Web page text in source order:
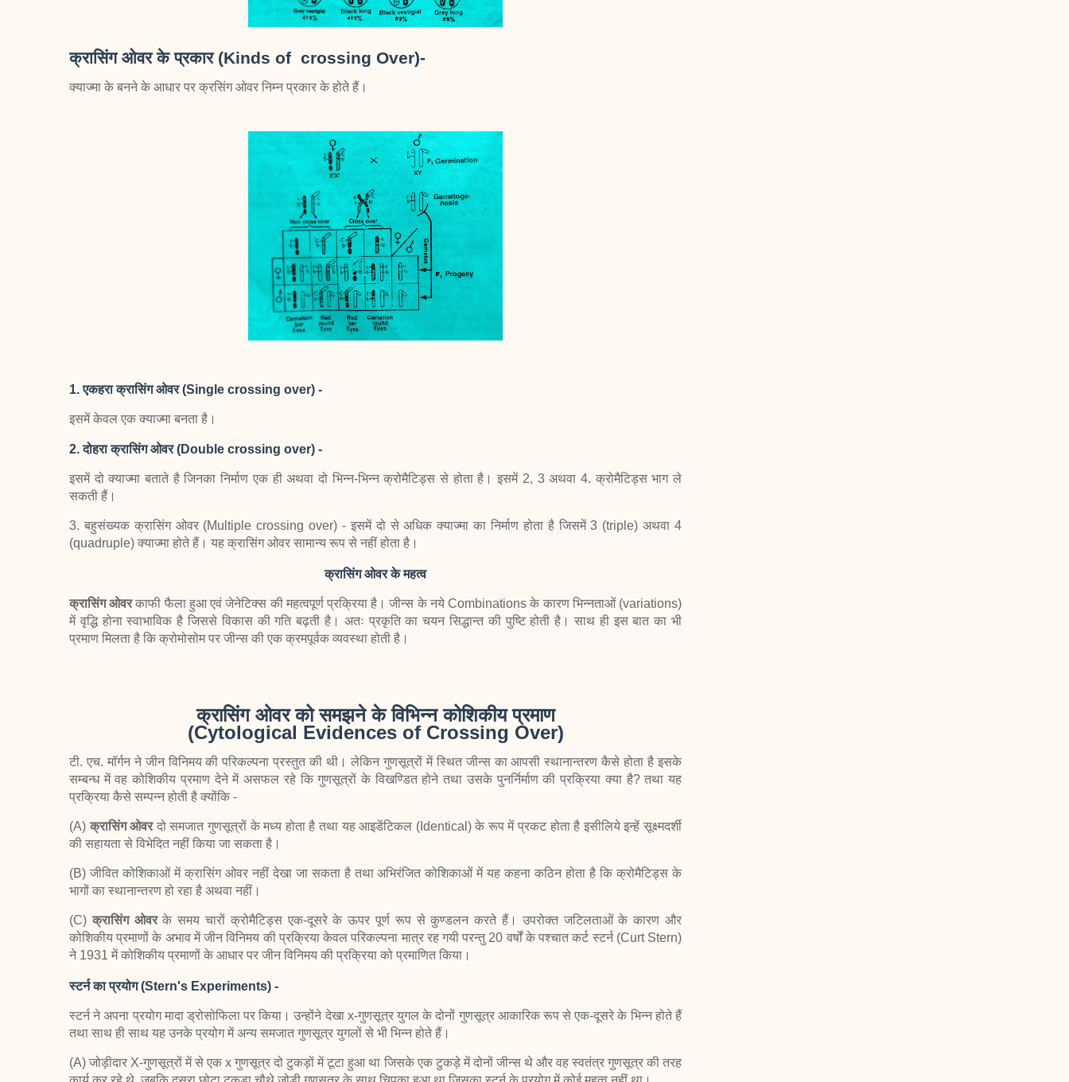
क्रासिंग ओवर के प्रकार (Kinds of crossing Over)-
क्याज्मा के बनने के आधार पर क्रसिंग ओवर निम्न प्रकार के होते हैं।
1. एकहरा क्रासिंग ओवर (Single crossing over) -
इसमें केवल एक क्याज्मा बनता है।
2. दोहरा क्रासिंग ओवर (Double crossing over) -
इसमें दो क्याज्मा बताते है जिनका निर्माण एक ही अथवा दो भिन्न-भिन्न क्रोमैटिड्स से होता है। इसमें 2, 3 अथवा 4. क्रोमैटिड्स भाग ले
सकती हैं।
3. बहुसंख्यक क्रासिंग ओवर (Multiple crossing over) - इसमें दो से अधिक क्याज्मा का निर्माण होता है जिसमें 3 (triple) अथवा 4
(quadruple) क्याज्मा होते हैं। यह क्रासिंग ओवर सामान्य रूप से नहीं होता है।
क्रासिंग ओवर के महत्व
क्रासिंग ओवरकाफी फैला हुआ एवं जेनेटिक्स की महत्वपूर्ण प्रक्रिया है। जीन्स के नये Combinations के कारण भिन्नताओं (variations)
में वृद्धि होना स्वाभाविक है जिससे विकास की गति बढ़ती है। अतः प्रकृति का चयन सिद्धान्त की पुष्टि होती है। साथ ही इस बात का भी
प्रमाण मिलता है कि क्रोमोसोम पर जीन्स की एक क्रमपूर्वक व्यवस्था होती है।
क्रासिंग ओवर को समझने के विभिन्न कोशिकीय प्रमाण
(Cytological Evidences of Crossing Over)
टी. एच. मॉर्गन ने जीन विनिमय की परिकल्पना प्रस्तुत की थी। लेकिन गुणसूत्रों में स्थित जीन्स का आपसी स्थानान्तरण कैसे होता है इसके
सम्बन्ध में वह कोशिकीय प्रमाण देने में असफल रहे कि गुणसूत्रों के विखण्डित होने तथा उसके पुनर्निर्माण की प्रक्रिया क्या है? तथा यह
प्रक्रिया कैसे सम्पन्न होती है क्योंकि -
(A)क्रासिंग ओवरदो समजात गुणसूत्रों के मध्य होता है तथा यह आइडेंटिकल (Identical) के रूप में प्रकट होता है इसीलिये इन्हें सूक्ष्मदर्शी
की सहायता से विभेदित नहीं किया जा सकता है।
(B) जीवित कोशिकाओं में क्रासिंग ओवर नहीं देखा जा सकता है तथा अभिरंजित कोशिकाओं में यह कहना कठिन होता है कि क्रोमैटिड्स के
भागों का स्थानान्तरण हो रहा है अथवा नहीं।
(C) क्रासिंग ओवरके समय चारों क्रोमैटिड्स एक-दूसरे के ऊपर पूर्ण रूप से कुण्डलन करते हैं। उपरोक्त जटिलताओं के कारण और
कोशिकीय प्रमाणों के अभाव में जीन विनिमय की प्रक्रिया केवल परिकल्पना मात्र रह गयी परन्तु 20 वर्षों के पश्चात कर्ट स्टर्न (Curt Stern)
ने 1931 में कोशिकीय प्रमाणों के आधार पर जीन विनिमय की प्रक्रिया को प्रमाणित किया।
स्टर्न का प्रयोग (Stern's Experiments) -
स्टर्न ने अपना प्रयोग मादा ड्रोसोफिला पर किया। उन्होंने देखा x-गुणसूत्र युगल के दोनों गुणसूत्र आकारिक रूप से एक-दूसरे के भिन्न होते हैं
तथा साथ ही साथ यह उनके प्रयोग में अन्य समजात गुणसूत्र युगलों से भी भिन्न होते हैं।
(A) जोड़ीदार X-गुणसूत्रों में से एक x गुणसूत्र दो टुकड़ों में टूटा हुआ था जिसके एक टुकड़े में दोनों जीन्स थे और वह स्वतंत्र गुणसूत्र की तरह